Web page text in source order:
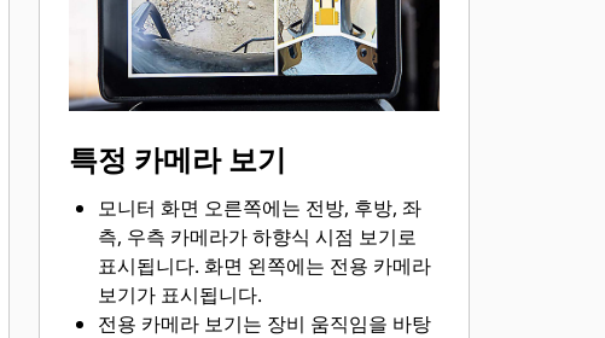
특정 카메라 보기
모니터 화면 오른쪽에는 전방, 후방, 좌
측, 우측 카메라가 하향식 시점 보기로
표시됩니다. 화면 왼쪽에는 전용 카메라
보기가 표시됩니다.
전용 카메라 보기는 장비 움직임을 바탕